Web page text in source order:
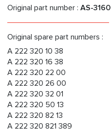
Original part number : AS-3160
Original spare part numbers :
A 222 320 10 38
A 222 320 16 38
A 222 320 22 00
A 222 320 26 00
A 222 320 32 01
A 222 320 50 13
A 222 320 82 13
A 222 320 821 389